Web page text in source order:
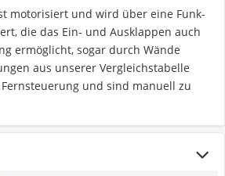
motorisiert und wird über eine Funk-
die das Ein- und Ausklappen auch
ermöglicht, sogar durch Wände
aus unserer Vergleichstabelle
und sind manuell zu